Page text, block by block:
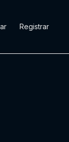
Registrar